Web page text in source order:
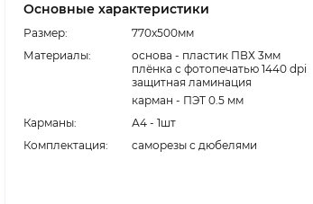
Основные характеристики
Размер:
770x500мм
Материалы:
основа - пластик ПВХ 3мм
плёнка с фотопечатью 1440 dpi
защитная ламинация
карман - ПЭТ 0.5 мм
Карманы:
А4 - 1шт
Комплектация:
cаморезы с дюбелями